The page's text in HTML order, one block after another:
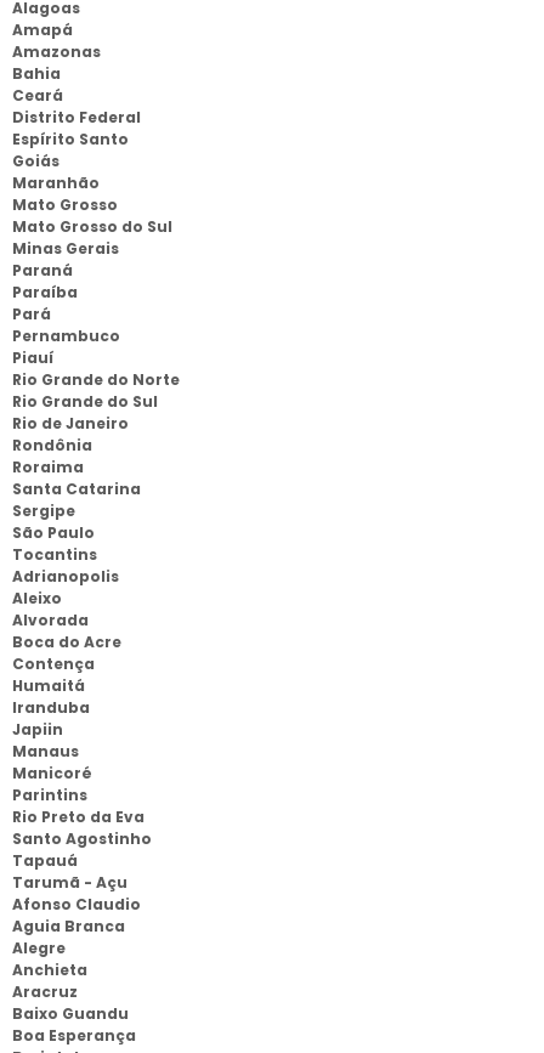
Alagoas
Amapá
Amazonas
Bahia
Ceará
Distrito Federal
Espírito Santo
Goiás
Maranhão
Mato Grosso
Mato Grosso do Sul
Minas Gerais
Paraná
Paraíba
Pará
Pernambuco
Piauí
Rio Grande do Norte
Rio Grande do Sul
Rio de Janeiro
Rondônia
Roraima
Santa Catarina
Sergipe
São Paulo
Tocantins
Adrianopolis
Aleixo
Alvorada
Boca do Acre
Contença
Humaitá
Iranduba
Japiin
Manaus
Manicoré
Parintins
Rio Preto da Eva
Santo Agostinho
Tapauá
Tarumã - Açu
Afonso Claudio
Aguia Branca
Alegre
Anchieta
Aracruz
Baixo Guandu
Boa Esperança